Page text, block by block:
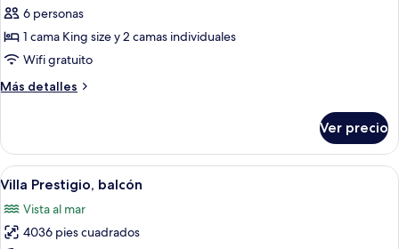
Villa
Prestigio,
balcón
6 personas
1 cama King size y 2 camas individuales
Wifi gratuito
Más detalles
Más
Prestigio,
balcón
Ver precio
Abrir
todas
las
fotos
Un resort con piscina, sillas de
16
Villa Prestigio, balcón
Vista al mar
4036 pies cuadrados